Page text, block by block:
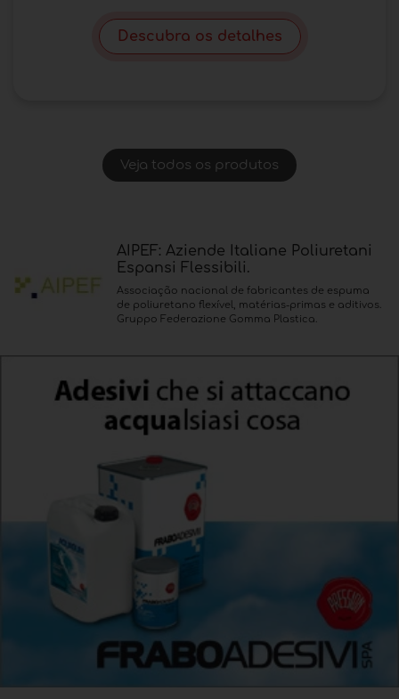
Descubra os detalhes
Veja todos os produtos
AIPEF: Aziende Italiane Poliuretani
Espansi Flessibili.
Associação nacional de fabricantes de espuma
de poliuretano flexível, matérias-primas e aditivos.
Gruppo Federazione Gomma Plastica.